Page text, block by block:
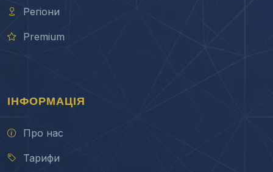
Регіони
Premium
ІНФОРМАЦІЯ
Про нас
Тарифи